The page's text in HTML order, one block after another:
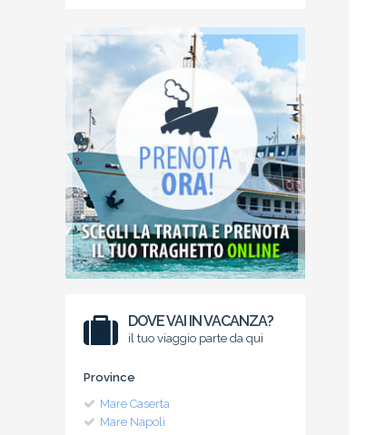
DOVE VAI IN VACANZA?
il tuo viaggio parte da qui
Province
Mare Caserta
Mare Napoli